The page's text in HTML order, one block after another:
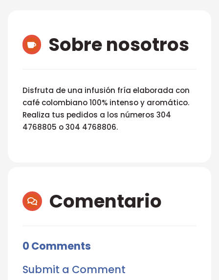
 Sobre nosotros
Disfruta de una infusión fría elaborada con
café colombiano 100% intenso y aromático.
Realiza tus pedidos a los números 304
4768805 o 304 4768806.
 Comentario
0 Comments
Submit a Comment